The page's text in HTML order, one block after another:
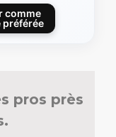
comme
préférée
pros près